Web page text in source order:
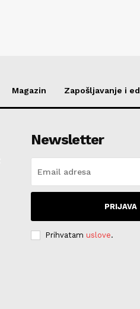
Magazin Zapošljavanje i
Newsletter
PRIJAVA
Prihvatam uslove.